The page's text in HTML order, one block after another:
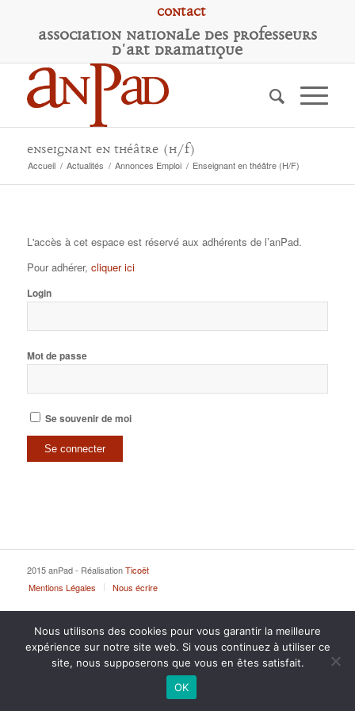
Contact
Association Nationale des Professeurs
d'Art Dramatique
Enseignant en théâtre (H/F)
Accueil / Actualités / Annonces Emploi / Enseignant en théâtre (H/F)
L'accès à cet espace est réservé aux adhérents de l’anPad.
Pour adhérer, cliquer ici
Login
Mot de passe
Se souvenir de moi
2015 anPad - RéalisationTicoët
Mentions Légales
Nous écrire
Nous utilisons des cookies pour vous garantir la meilleure
expérience sur notre site web. Si vous continuez à utiliser ce
site, nous supposerons que vous en êtes satisfait.
OK